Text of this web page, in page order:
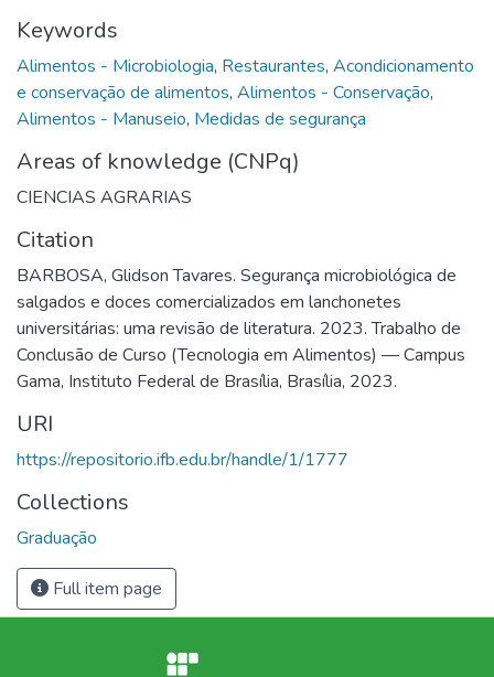
Keywords
Alimentos - Microbiologia, Restaurantes, Acondicionamento
e conservação de alimentos, Alimentos - Conservação,
Alimentos - Manuseio, Medidas de segurança
Areas of knowledge (CNPq)
CIENCIAS AGRARIAS
Citation
BARBOSA, Glidson Tavares. Segurança microbiológica de
salgados e doces comercializados em lanchonetes
universitárias: uma revisão de literatura. 2023. Trabalho de
Conclusão de Curso (Tecnologia em Alimentos) — Campus
Gama, Instituto Federal de Brasília, Brasília, 2023.
URI
https://repositorio.ifb.edu.br/handle/1/1777
Collections
Graduação
Full item page